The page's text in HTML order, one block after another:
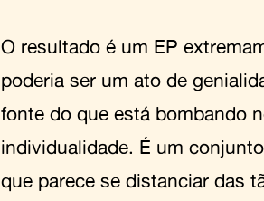
O resultado é um EP
poderia ser um ato de
fonte do que está bombando
individualidade. É um
que parece se distanciar das